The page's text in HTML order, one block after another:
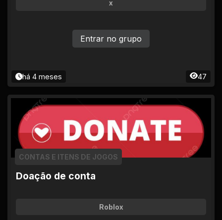
x
há 4 meses 47
Entrar no grupo
Doação de conta
CONTAS E ITENS DE JOGOS
Roblox